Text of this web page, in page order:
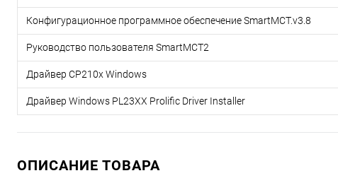
Конфигурационное программное обеспечение SmartMCT.v3.8
Руководство пользователя SmartMCT2
Драйвер CP210x Windows
Драйвер Windows PL23XX Prolific Driver Installer
ОПИСАНИЕ ТОВАРА